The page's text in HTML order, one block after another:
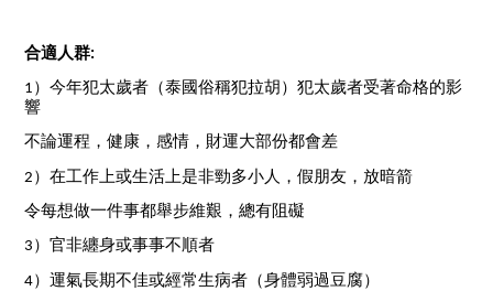
合適人群:
1 ）今年犯太歲者（泰國俗稱犯拉胡）犯太歲者受著命格的影
響
不論運程，健康，感情，財運大部份都會差
2 ）在工作上或生活上是非勁多小人，假朋友，放暗箭
令每想做一件事都舉步維艱，總有阻礙
3 ）官非纏身或事事不順者
4）運氣長期不佳或經常生病者（身體弱過豆腐）